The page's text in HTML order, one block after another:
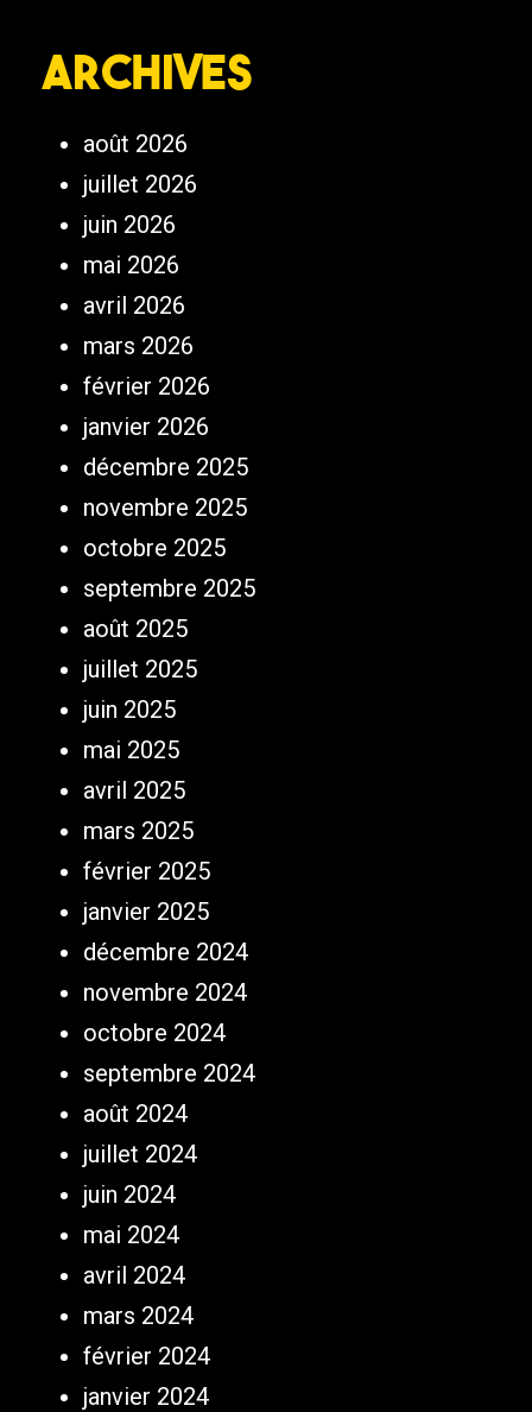
Archives
août 2026
juillet 2026
juin 2026
mai 2026
avril 2026
mars 2026
février 2026
janvier 2026
décembre 2025
novembre 2025
octobre 2025
septembre 2025
août 2025
juillet 2025
juin 2025
mai 2025
avril 2025
mars 2025
février 2025
janvier 2025
décembre 2024
novembre 2024
octobre 2024
septembre 2024
août 2024
juillet 2024
juin 2024
mai 2024
avril 2024
mars 2024
février 2024
janvier 2024